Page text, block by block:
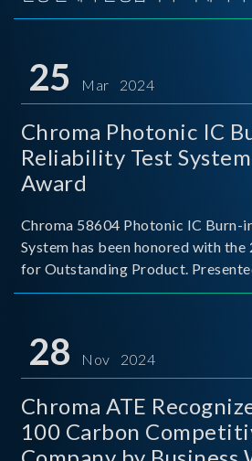
Implementers Forum)는 USB
서는 USB PD를 지원하는 다양한
습니다. 스마트폰, 디지털 카메라,
리지, 노트북, 디스플레이 등에서
25 Mar 2024
Chroma Photonic IC
Reliability Test System
Award
Chroma 58604 Photonic IC Burn-
System has been honored with
for Outstanding Product.
Optoelectronic and
for thei
28 Nov 2024
Chroma ATE
100 Carbon